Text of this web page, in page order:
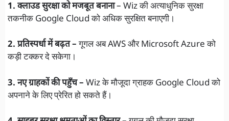
1. क्लाउड सुरक्षा को मजबूत बनाना– Wiz की अत्याधुनिक सुरक्षा
तकनीक Google Cloud को अधिक सुरक्षित बनाएगी।
2. प्रतिस्पर्धा में बढ़त – गूगलअब AWS और Microsoft Azure को
कड़ी टक्कर दे सकेगा।
3. नए ग्राहकों की पहुँच – Wiz के मौजूदा ग्राहक Google Cloud को
अपनाने के लिए प्रेरित हो सकते हैं।